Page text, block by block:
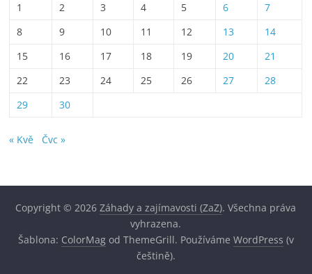
1
2 3 4 5 6
7
8
9 10 11 12 13
14
15
16 17 18 19 20
21
22
23 24 25 26 27
28
29
30
« Kvě Čvc »
Copyright © 2026Záhady a zajímavosti (ZaZ). Všechna práva
vyhrazena.
Šablona: ColorMagod ThemeGrill. Používáme WordPress (v
češtině).